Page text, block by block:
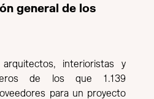
general de los
interioristas y
de los que 1.139
para un proyecto